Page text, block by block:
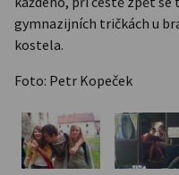
gymnazijních tričkách u
kostela.
Foto: Petr Kopeček